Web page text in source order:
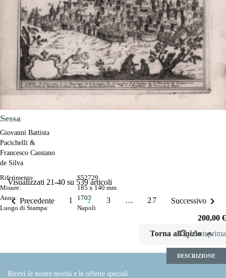
Prezzo
180,00 €
Anteprima
DESCRIZIONE
Sessa
Giovanni Battista
Pacichelli &
Francesco Cassiano
de Silva
Riferimento:
S52729
Misure:
185 x 140 mm
Anno:
1703
Luogo di Stampa:
Napoli
Prezzo
200,00 €
Anteprima
DESCRIZIONE
Visualizzati 21-40 su 539 articoli
 Precedente 1 2 3 … 27 Successivo 
Torna all'inizio
Ricevi le nostre novità e le offerte speciali